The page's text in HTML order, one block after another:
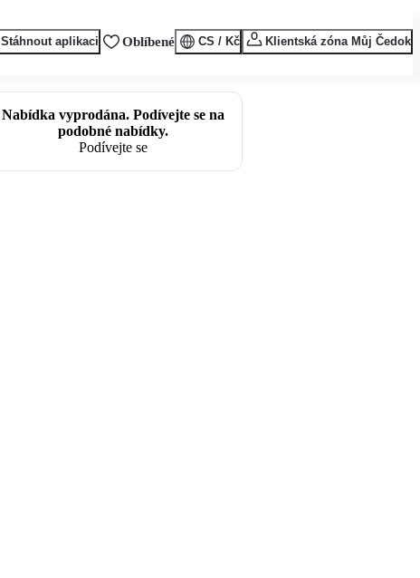
Stáhnout aplikaci Oblíbené CS / Kč Klientská zóna Můj Čedok
Nabídka vyprodána. Podívejte se na
podobné nabídky.
Podívejte se